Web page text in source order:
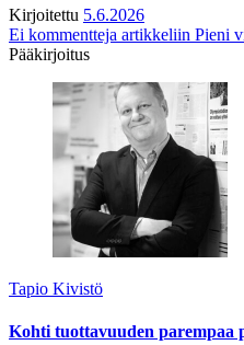
Kirjoitettu 5.6.2026
Ei kommentteja artikkeliin Pieni
Pääkirjoitus
Tapio Kivistö
Kohti tuottavuuden parempaa